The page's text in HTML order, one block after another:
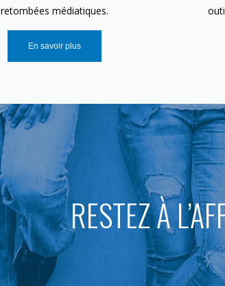
retombées médiatiques.
En savoir plus
RESTEZ À